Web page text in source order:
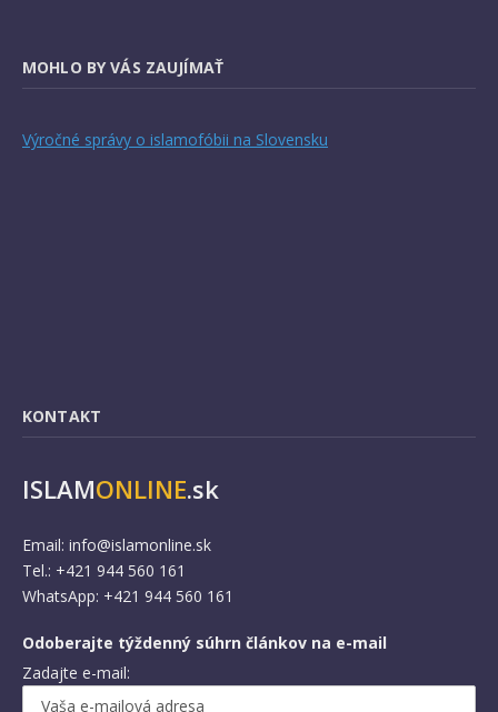
MOHLO BY VÁS ZAUJÍMAŤ
Výročné správy o islamofóbii na Slovensku
KONTAKT
ISLAMONLINE.sk
Email: info@islamonline.sk
Tel.: +421 944 560 161
WhatsApp: +421 944 560 161
Odoberajte týždenný súhrn článkov na e-mail
Zadajte e-mail: